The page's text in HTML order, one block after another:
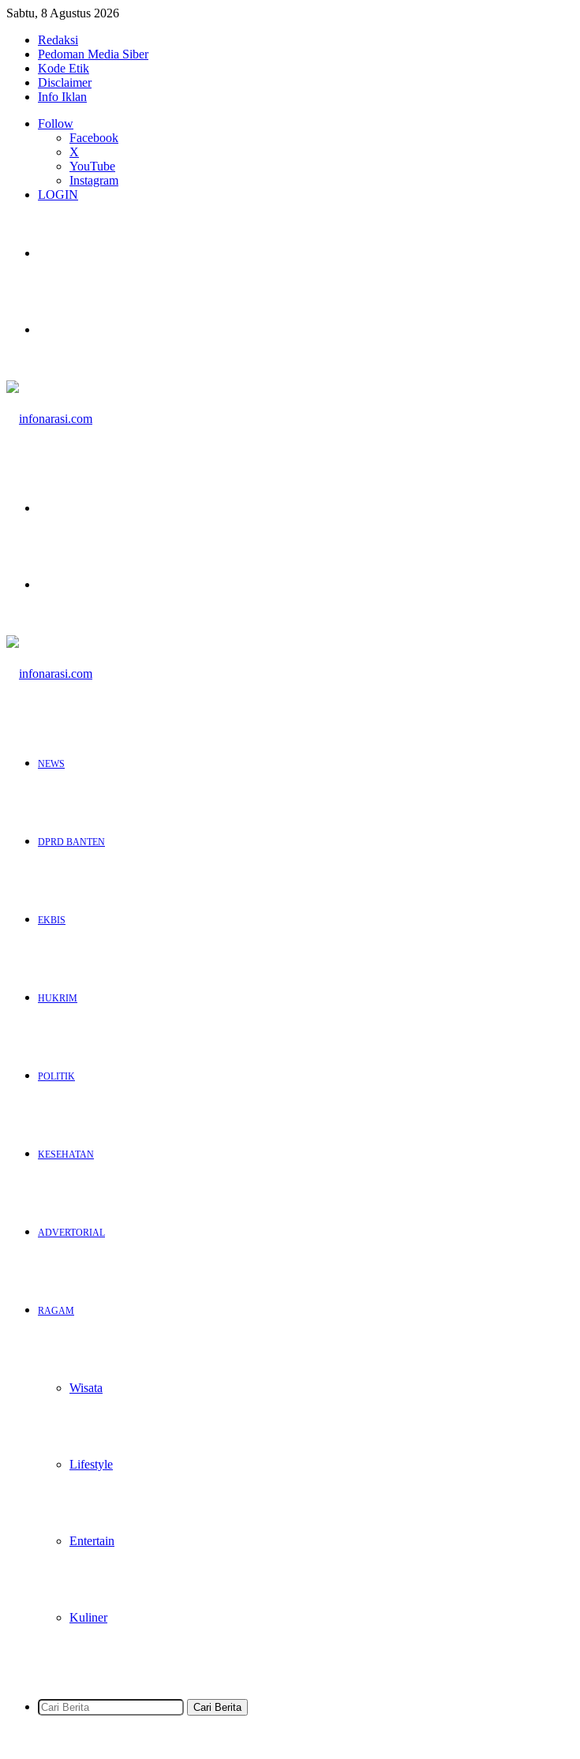
Sabtu, 8 Agustus 2026
Redaksi
Pedoman Media Siber
Kode Etik
Disclaimer
Info Iklan
Follow
Facebook
X
YouTube
Instagram
LOGIN
NEWS
DPRD BANTEN
EKBIS
HUKRIM
POLITIK
KESEHATAN
ADVERTORIAL
RAGAM
Wisata
Lifestyle
Entertain
Kuliner
Cari Berita